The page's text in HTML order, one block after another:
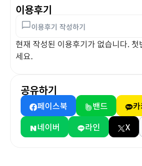
이용후기
이용후기 작성하기
현재 작성된 이용후기가 없습니다.
세요.
공유하기
페이스북 밴드
네이버
라인 X